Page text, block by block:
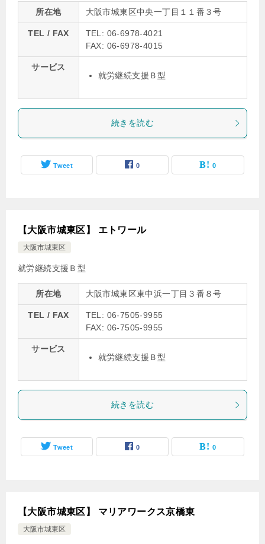
所在地 大阪市城東区中央一丁目１１番３号
TEL / FAX
TEL: 06-6978-4021
FAX: 06-6978-4015
サービス
就労継続支援Ｂ型
続きを読む
Tweet 0 0
【大阪市城東区】 エトワール
大阪市城東区
就労継続支援Ｂ型
所在地 大阪市城東区東中浜一丁目３番８号
TEL / FAX
TEL: 06-7505-9955
FAX: 06-7505-9955
サービス
就労継続支援Ｂ型
続きを読む
Tweet 0 0
【大阪市城東区】 マリアワークス京橋東
大阪市城東区